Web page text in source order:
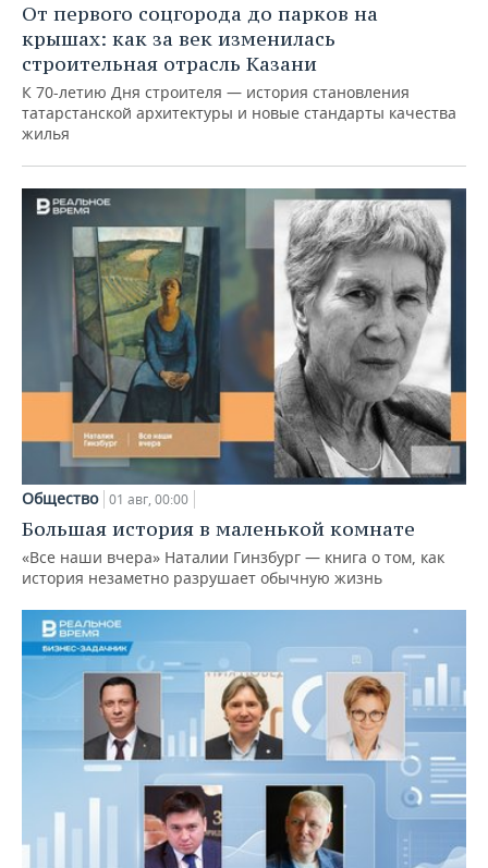
От первого соцгорода до парков на
крышах: как за век изменилась
строительная отрасль Казани
К 70-летию Дня строителя — история становления
татарстанской архитектуры и новые стандарты качества
жилья
Общество 01 авг, 00:00
Большая история в маленькой комнате
«Все наши вчера» Наталии Гинзбург — книга о том, как
история незаметно разрушает обычную жизнь